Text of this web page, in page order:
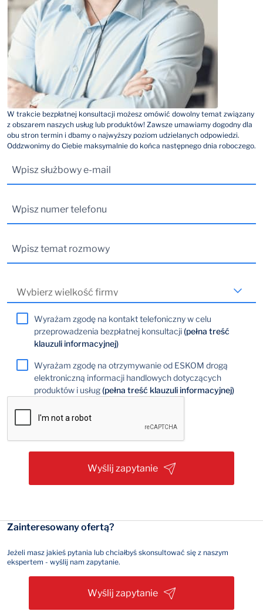
W trakcie bezpłatnej konsultacji możesz omówić dowolny temat związany
z obszarem naszych usług lub produktów! Zawsze umawiamy dogodny dla
obu stron termin i dbamy o najwyższy poziom udzielanych odpowiedzi.
Oddzwonimy do Ciebie maksymalnie do końca następnego dnia roboczego.
Wyrażam zgodę na kontakt telefoniczny w celu
przeprowadzenia bezpłatnej konsultacji(pełna treść
klauzuli informacyjnej)
Wyrażam zgodę na otrzymywanie od ESKOM drogą
elektroniczną informacji handlowych dotyczących
produktów i usług(pełna treść klauzuli informacyjnej)
Wyślij zapytanie
Zainteresowany ofertą?
Jeżeli masz jakieś pytania lub chciałbyś skonsultować się z naszym
ekspertem - wyślij nam zapytanie.
Wyślij zapytanie